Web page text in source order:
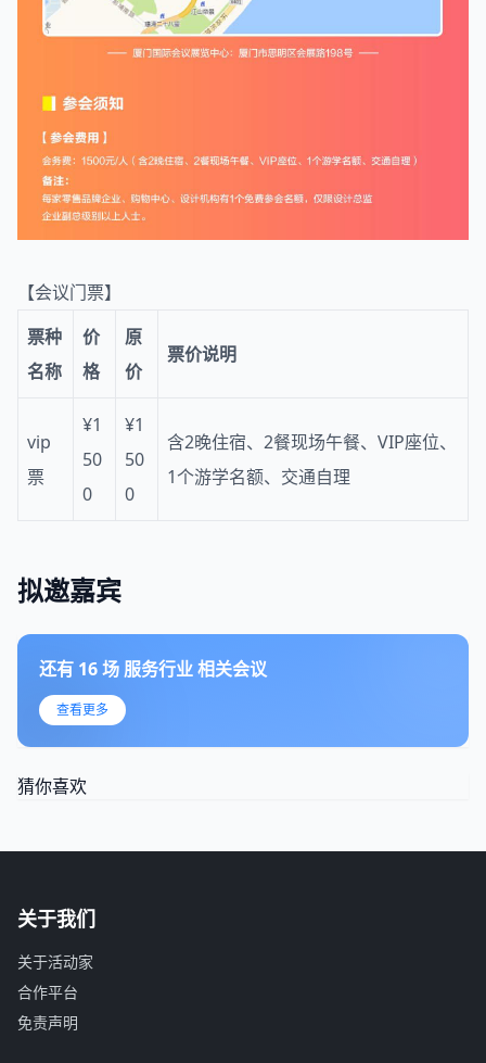
【会议门票】
票种
名称
价
格
原
价
票价说明
vip
票
¥1
50
0
¥1
50
0
含2晚住宿、2餐现场午餐、VIP座位、
1个游学名额、交通自理
拟邀嘉宾
还有 16场 服务行业相关会议
查看更多
猜你喜欢
关于我们
关于活动家
合作平台
免责声明